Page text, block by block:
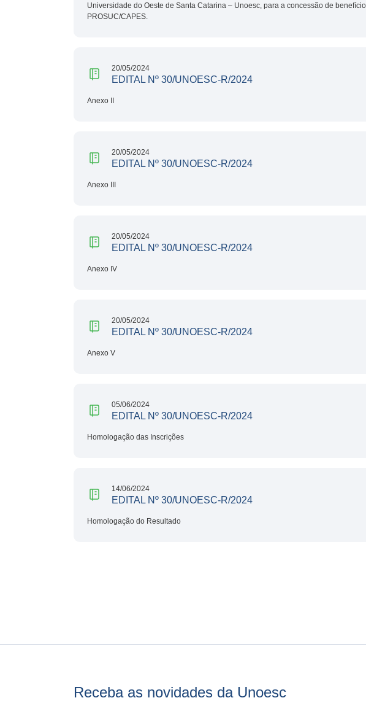
Universidade do Oeste de Santa Catarina – Unoesc, para a concessão de
PROSUC/CAPES.
20/05/2024
EDITAL Nº 30/UNOESC-R/2024
Anexo II
20/05/2024
EDITAL Nº 30/UNOESC-R/2024
Anexo III
20/05/2024
EDITAL Nº 30/UNOESC-R/2024
Anexo IV
20/05/2024
EDITAL Nº 30/UNOESC-R/2024
Anexo V
05/06/2024
EDITAL Nº 30/UNOESC-R/2024
Homologação das Inscrições
14/06/2024
EDITAL Nº 30/UNOESC-R/2024
Homologação do Resultado
Receba as novidades da Unoesc